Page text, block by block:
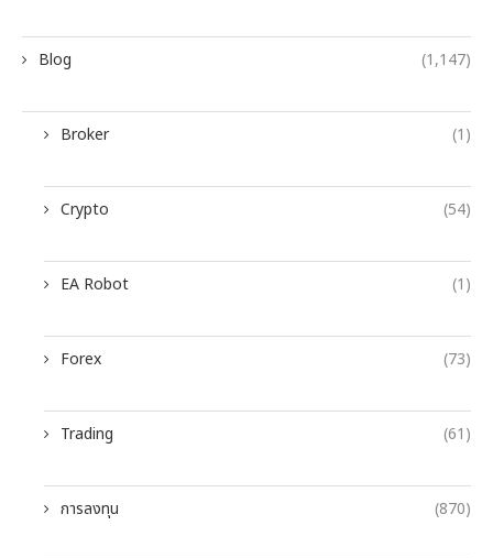
Blog (1,147)
Broker (1)
Crypto (54)
EA Robot (1)
Forex (73)
Trading (61)
การลงทุน (870)